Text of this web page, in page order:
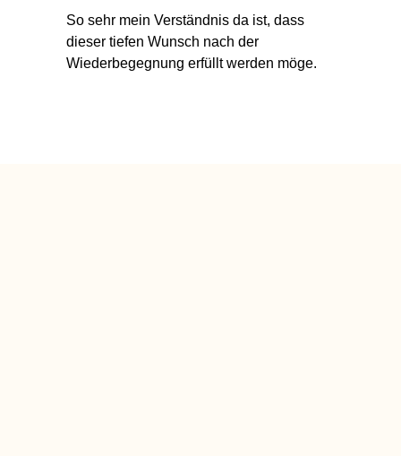
So sehr mein Verständnis da ist, dass
dieser tiefen Wunsch nach der
Wiederbegegnung erfüllt werden möge.